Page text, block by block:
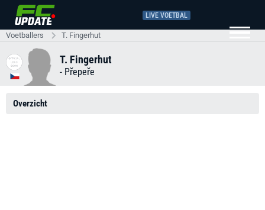
LIVE VOETBAL
Voetballers T. Fingerhut
T. Fingerhut
- Přepeře
Overzicht